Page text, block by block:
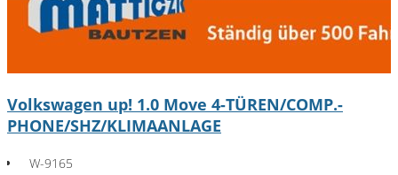
Volkswagen up! 1.0 Move 4-TÜREN/COMP.-
PHONE/SHZ/KLIMAANLAGE
W-9165